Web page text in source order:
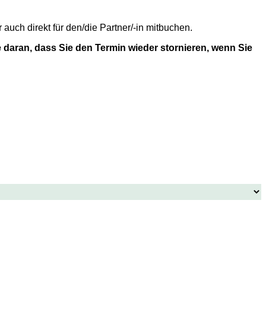
direkt für den/die Partner/-in mitbuchen.
dass Sie den Termin wieder stornieren, wenn Sie